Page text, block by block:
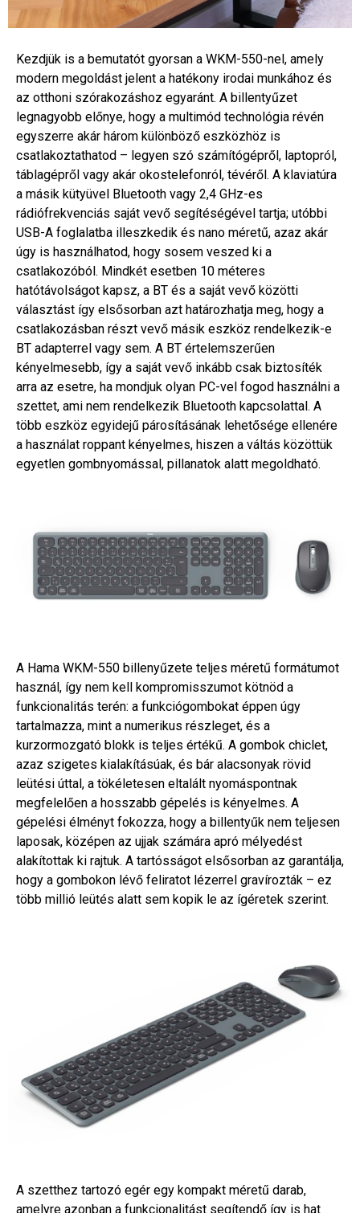
Kezdjük is a bemutatót gyorsan a WKM-550-nel, amely
modern megoldást jelent a hatékony irodai munkához és
az otthoni szórakozáshoz egyaránt. A billentyűzet
legnagyobb előnye, hogy a multimód technológia révén
egyszerre akár három különböző eszközhöz is
csatlakoztathatod – legyen szó számítógépről, laptopról,
táblagépről vagy akár okostelefonról, tévéről. A klaviatúra
a másik kütyüvel Bluetooth vagy 2,4 GHz-es
rádiófrekvenciás saját vevő segítéségével tartja; utóbbi
USB-A foglalatba illeszkedik és nano méretű, azaz akár
úgy is használhatod, hogy sosem veszed ki a
csatlakozóból. Mindkét esetben 10 méteres
hatótávolságot kapsz, a BT és a saját vevő közötti
választást így elsősorban azt határozhatja meg, hogy a
csatlakozásban részt vevő másik eszköz rendelkezik-e
BT adapterrel vagy sem. A BT értelemszerűen
kényelmesebb, így a saját vevő inkább csak biztosíték
arra az esetre, ha mondjuk olyan PC-vel fogod használni a
szettet, ami nem rendelkezik Bluetooth kapcsolattal. A
több eszköz egyidejű párosításának lehetősége ellenére
a használat roppant kényelmes, hiszen a váltás közöttük
egyetlen gombnyomással, pillanatok alatt megoldható.
A Hama WKM-550 billenyűzete teljes méretű formátumot
használ, így nem kell kompromisszumot kötnöd a
funkcionalitás terén: a funkciógombokat éppen úgy
tartalmazza, mint a numerikus részleget, és a
kurzormozgató blokk is teljes értékű. A gombok chiclet,
azaz szigetes kialakításúak, és bár alacsonyak rövid
leütési úttal, a tökéletesen eltalált nyomáspontnak
megfelelően a hosszabb gépelés is kényelmes. A
gépelési élményt fokozza, hogy a billentyűk nem teljesen
laposak, középen az ujjak számára apró mélyedést
alakítottak ki rajtuk. A tartósságot elsősorban az garantálja,
hogy a gombokon lévő feliratot lézerrel gravírozták – ez
több millió leütés alatt sem kopik le az ígéretek szerint.
A szetthez tartozó egér egy kompakt méretű darab,
amelyre azonban a funkcionalitást segítendő így is hat